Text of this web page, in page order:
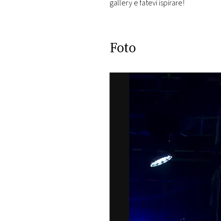
gallery e fatevi ispirare!
Foto